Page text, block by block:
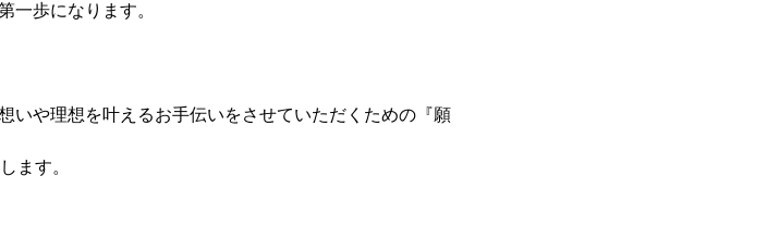
一歩になります。
いや理想を叶えるお手伝いをさせていただくための『願
ます。